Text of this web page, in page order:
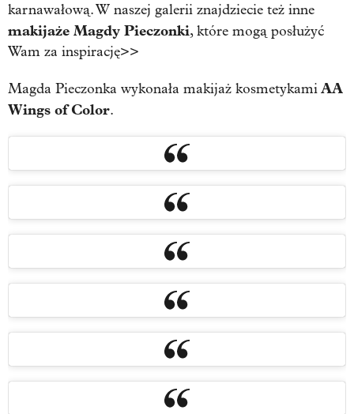
karnawałową. W naszej galerii znajdziecie też inne
makijaże Magdy Pieczonki, które mogą posłużyć
Wam za inspirację>>
Magda Pieczonka wykonała makijaż kosmetykamiAA
Wings of Color.